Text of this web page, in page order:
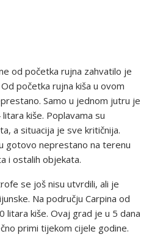
od početka rujna zahvatilo je
početka rujna kiša u ovom
Samo u jednom jutru je
kiše. Poplavama su
a situacija je sve kritičnija.
gotovo neprestano na terenu
i ostalih objekata.
se još nisu utvrdili, ali je
Na području Carpina od
litara kiše. Ovaj grad je u 5 dana
primi tijekom cijele godine.